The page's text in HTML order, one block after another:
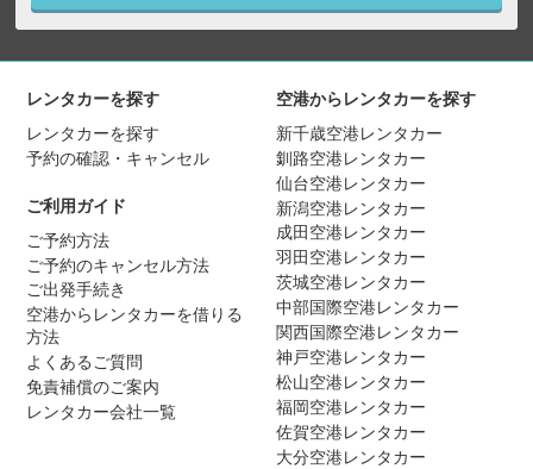
レンタカーを探す
レンタカーを探す
予約の確認・キャンセル
ご利用ガイド
ご予約方法
ご予約のキャンセル方法
ご出発手続き
空港からレンタカーを借りる
方法
よくあるご質問
免責補償のご案内
レンタカー会社一覧
空港からレンタカーを探す
新千歳空港レンタカー
釧路空港レンタカー
仙台空港レンタカー
新潟空港レンタカー
成田空港レンタカー
羽田空港レンタカー
茨城空港レンタカー
中部国際空港レンタカー
関西国際空港レンタカー
神戸空港レンタカー
松山空港レンタカー
福岡空港レンタカー
佐賀空港レンタカー
大分空港レンタカー